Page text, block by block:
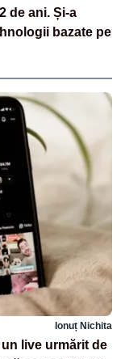
de ani. Și-a
bazate pe
Ionuț Nichita
live urmărit de